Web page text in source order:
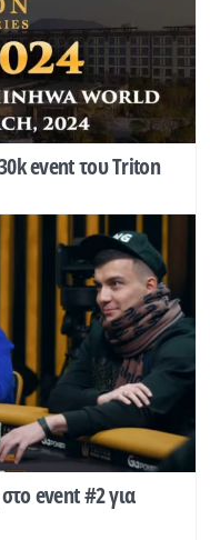
event του Triton
event #2 για